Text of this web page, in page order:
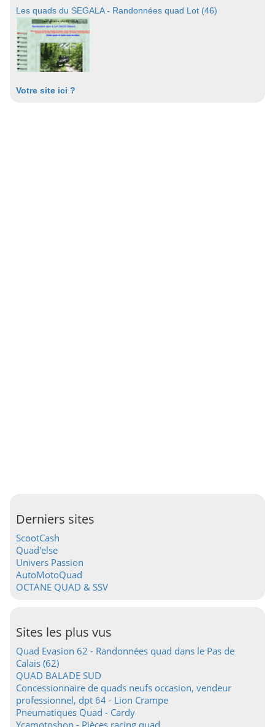
Les quads du SEGALA - Randonnées quad Lot (46)
Votre site ici ?
Derniers sites
ScootCash
Quad'else
Univers Passion
AutoMotoQuad
OCTANE QUAD & SSV
Sites les plus vus
Quad Evasion 62 - Randonnées quad dans le Pas de
Calais (62)
QUAD BALADE SUD
Concessionnaire de quads neufs occasion, vendeur
professionnel, dpt 64 - Lion Crampe
Pneumatiques Quad - Cardy
Ycamotoshop - Pièces racing quad